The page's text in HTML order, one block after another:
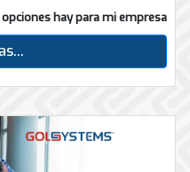
hay para mi empresa